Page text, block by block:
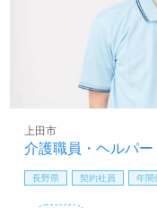
介護職員・ヘルパー
上田市
長野県 契約社員 年間